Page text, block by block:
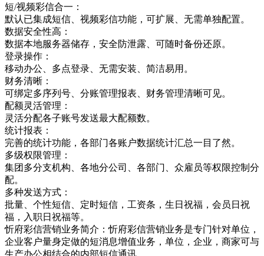
短/视频彩信合一：
默认已集成短信、视频彩信功能，可扩展、无需单独配置。
数据安全性高：
数据本地服务器储存，安全防泄露、可随时备份还原。
登录操作：
移动办公、多点登录、无需安装、简洁易用。
财务清晰：
可绑定多序列号、分账管理报表、财务管理清晰可见。
配额灵活管理：
灵活分配各子账号发送最大配额数。
统计报表：
完善的统计功能，各部门各账户数据统计汇总一目了然。
多级权限管理：
集团多分支机构、各地分公司、各部门、众雇员等权限控制分
配。
多种发送方式：
批量、个性短信、定时短信，工资条，生日祝福，会员日祝
福，入职日祝福等。
忻府彩信营销业务简介：忻府彩信营销业务是专门针对单位，
企业客户量身定做的短消息增值业务，单位，企业，商家可与
生产办公相结合的内部短信通讯，